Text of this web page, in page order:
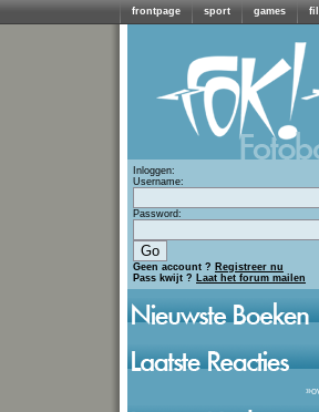
frontpage sport games
Inloggen:
Username:
Password:
Geen account ? Registreer nu
Pass kwijt ? Laat het forum mailen
»